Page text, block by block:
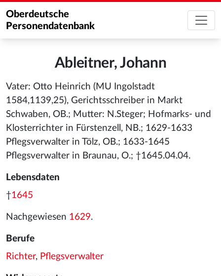
Oberdeutsche
Personendatenbank
Ableitner, Johann
Vater: Otto Heinrich (MU Ingolstadt
1584,1139,25), Gerichtsschreiber in Markt
Schwaben, OB.; Mutter: N.Steger; Hofmarks- und
Klosterrichter in Fürstenzell, NB.; 1629-1633
Pflegsverwalter in Tölz, OB.; 1633-1645
Pflegsverwalter in Braunau, O.; †1645.04.04.
Lebensdaten
†1645
Nachgewiesen 1629.
Berufe
Richter, Pflegsverwalter